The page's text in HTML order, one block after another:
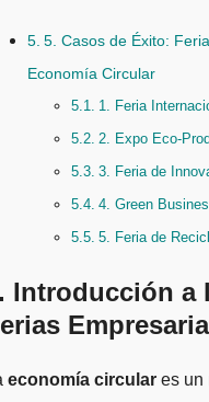
5. Casos de Éxito:
Economía Circular
1. Feria
2. Expo Eco-
3. Feria de
4. Green
5. Feria de
Introducción a
economía circular es un